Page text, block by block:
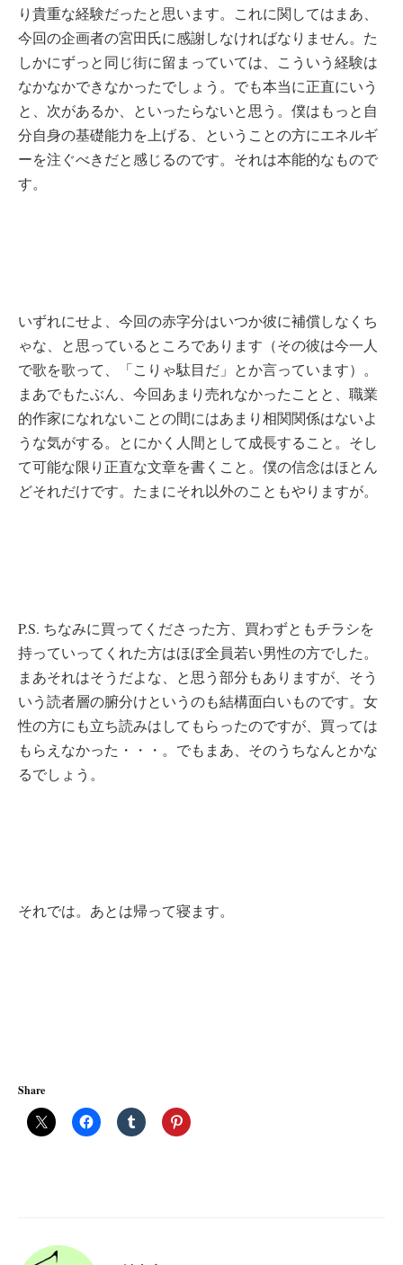
り貴重な経験だったと思います。これに関してはまあ、
今回の企画者の宮田氏に感謝しなければなりません。た
しかにずっと同じ街に留まっていては、こういう経験は
なかなかできなかったでしょう。でも本当に正直にいう
と、次があるか、といったらないと思う。僕はもっと自
分自身の基礎能力を上げる、ということの方にエネルギ
ーを注ぐべきだと感じるのです。それは本能的なもので
す。
いずれにせよ、今回の赤字分はいつか彼に補償しなくち
ゃな、と思っているところであります（その彼は今一人
で歌を歌って、「こりゃ駄目だ」とか言っています）。
まあでもたぶん、今回あまり売れなかったことと、職業
的作家になれないことの間にはあまり相関関係はないよ
うな気がする。とにかく人間として成長すること。そし
て可能な限り正直な文章を書くこと。僕の信念はほとん
どそれだけです。たまにそれ以外のこともやりますが。
P.S. ちなみに買ってくださった方、買わずともチラシを
持っていってくれた方はほぼ全員若い男性の方でした。
まあそれはそうだよな、と思う部分もありますが、そう
いう読者層の腑分けというのも結構面白いものです。女
性の方にも立ち読みはしてもらったのですが、買っては
もらえなかった・・・。でもまあ、そのうちなんとかな
るでしょう。
それでは。あとは帰って寝ます。
Share